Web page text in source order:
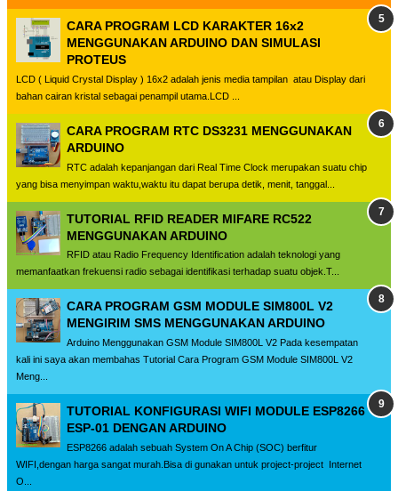
CARA PROGRAM LCD KARAKTER 16x2
MENGGUNAKAN ARDUINO DAN SIMULASI
PROTEUS
LCD ( Liquid Crystal Display ) 16x2 adalah jenis media tampilan atau Display dari
bahan cairan kristal sebagai penampil utama.LCD ...
CARA PROGRAM RTC DS3231 MENGGUNAKAN
ARDUINO
RTC adalah kepanjangan dari Real Time Clock merupakan suatu chip
yang bisa menyimpan waktu,waktu itu dapat berupa detik, menit, tanggal...
TUTORIAL RFID READER MIFARE RC522
MENGGUNAKAN ARDUINO
RFID atau Radio Frequency Identification adalah teknologi yang
memanfaatkan frekuensi radio sebagai identifikasi terhadap suatu objek.T...
CARA PROGRAM GSM MODULE SIM800L V2
MENGIRIM SMS MENGGUNAKAN ARDUINO
Arduino Menggunakan GSM Module SIM800L V2 Pada kesempatan
kali ini saya akan membahas Tutorial Cara Program GSM Module SIM800L V2
Meng...
TUTORIAL KONFIGURASI WIFI MODULE ESP8266
ESP-01 DENGAN ARDUINO
ESP8266 adalah sebuah System On A Chip (SOC) berfitur
WIFI,dengan harga sangat murah.Bisa di gunakan untuk project-project Internet
O...